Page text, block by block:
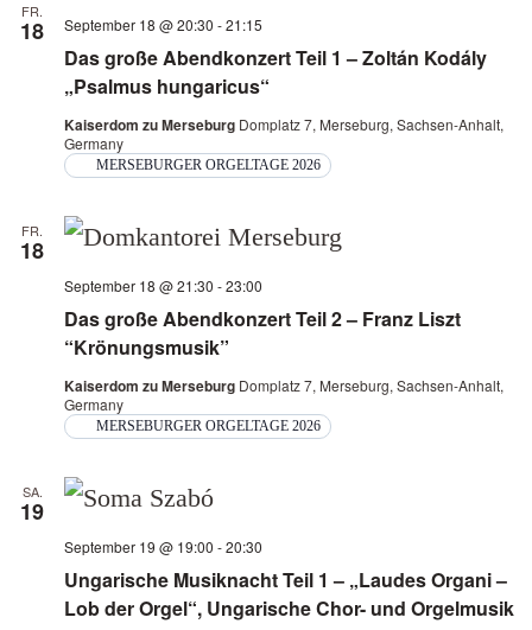
FR.
18
Das große Abendkonzert Teil 1 – Zoltán Kodály
„Psalmus hungaricus“
September 18 @ 20:30 -21:15
Kaiserdom zu Merseburg Domplatz 7, Merseburg, Sachsen-Anhalt,
Germany
MERSEBURGER ORGELTAGE 2026
FR.
18
Das große Abendkonzert Teil 2 – Franz Liszt
“Krönungsmusik”
September 18 @ 21:30 -23:00
Kaiserdom zu Merseburg Domplatz 7, Merseburg, Sachsen-Anhalt,
Germany
MERSEBURGER ORGELTAGE 2026
SA.
19
Ungarische Musiknacht Teil 1 – „Laudes Organi –
Lob der Orgel“, Ungarische Chor- und Orgelmusik
September 19 @ 19:00 -20:30